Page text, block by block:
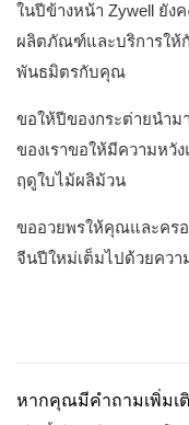
ในปีข้างหน้า Zywell ยัง
ผลิตภัณฑ์และบริการให้
พันธมิตรกับคุณ
ขอให้ปีของกระต่ายนำม
ของเราขอให้มีความหวั
ฤดูใบไม้ผลิม้วน
ขออวยพรให้คุณและคร
จีนปีใหม่เต็มไปด้วยคว
หากคุณมีคำถามเพิ่มเติ